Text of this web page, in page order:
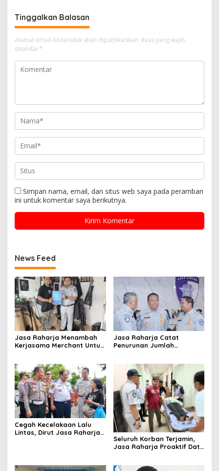
Tinggalkan Balasan
Alamat email Anda tidak akan dipublikasikan. Ruas yang wajib
ditandai *
Simpan nama, email, dan situs web saya pada peramban
ini untuk komentar saya berikutnya.
News Feed
Jasa Raharja Menambah
Kerjasama Merchant Untuk
Pajak
Jasa Raharja Catat
Penurunan Jumlah
Sinergi dan Kolaborasi
Cegah Kecelakaan Lalu
Lintas, Dirut Jasa Raharja
Seluruh Korban Terjamin,
Jasa Raharja Proaktif Data